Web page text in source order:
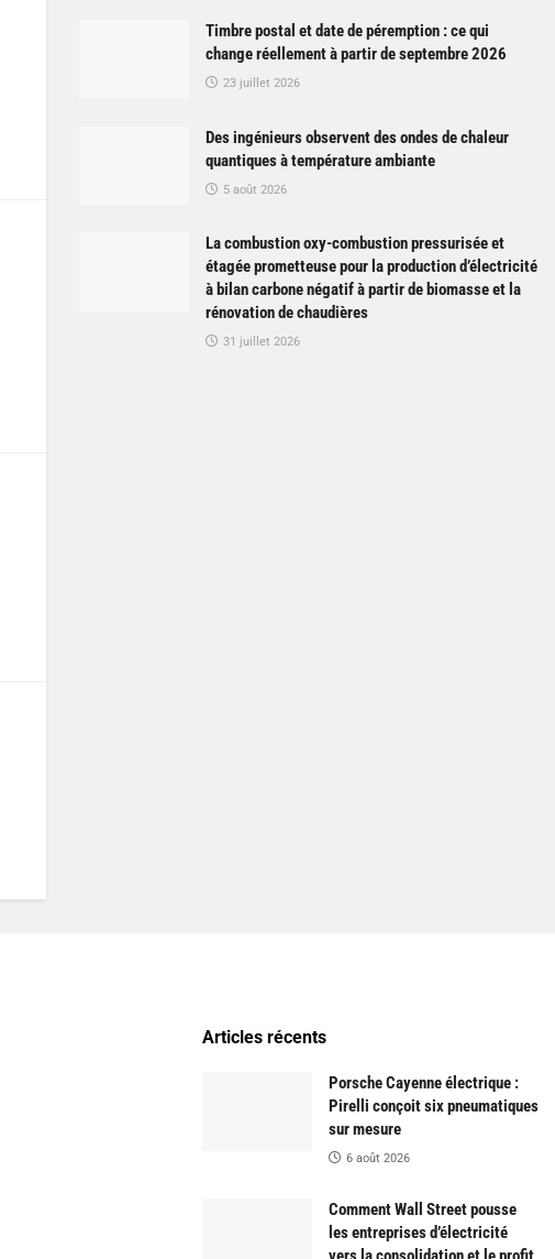
Timbre postal et date de péremption : ce qui
change réellement à partir de septembre 2026
23 juillet 2026
Des ingénieurs observent des ondes de chaleur
quantiques à température ambiante
5 août 2026
La combustion oxy-combustion pressurisée et
étagée prometteuse pour la production d’électricité
à bilan carbone négatif à partir de biomasse et la
rénovation de chaudières
31 juillet 2026
Articles récents
Porsche Cayenne électrique :
Pirelli conçoit six pneumatiques
sur mesure
6 août 2026
Comment Wall Street pousse
les entreprises d’électricité